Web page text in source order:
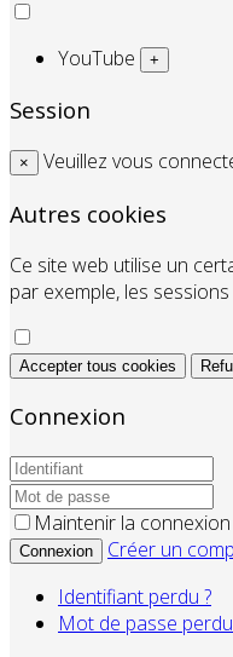
YouTube +
Session
× Veuillez vous
Autres cookies
Ce site web utilise un
par exemple, les
Accepter tous cookies
Connexion
Maintenir la connexion
Connexion
Créer un
Identifiant perdu ?
Mot de passe